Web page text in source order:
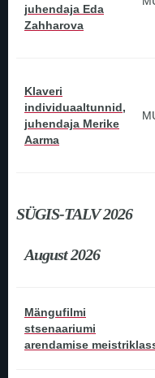
juhendaja Eda
Zahharova
Klaveri
individuaaltunnid,
juhendaja Merike
Aarma
SÜGIS-TALV 2026
August 2026
Mängufilmi
stsenaariumi
arendamise